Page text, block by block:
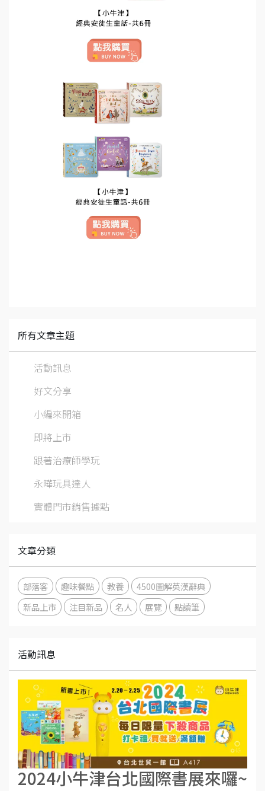
所有文章主題
活動訊息
好文分享
小編來開箱
即將上市
跟著治療師學玩
永曄玩具達人
實體門市銷售據點
文章分類
部落客 趣味餐點 教養
4500圖解英漢辭典
新品上市
注目新品 名人 展覽 點讀筆
活動訊息
2024小牛津台北國際書展來囉~